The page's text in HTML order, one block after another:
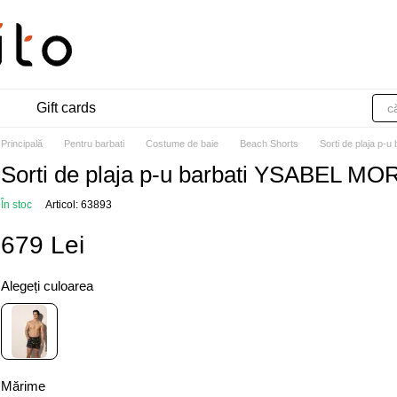
Gift cards
Principală Pentru barbati Costume de baie Beach Shorts Sorti de plaja p-u
Sorti de plaja p-u barbati YSABEL
În stoc Articol: 63893
679 Lei
Alegeți culoarea
Mărime